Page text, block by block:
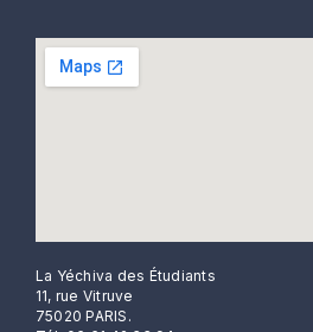
La Yéchiva des Étudiants
11, rue Vitruve
75020 PARIS.